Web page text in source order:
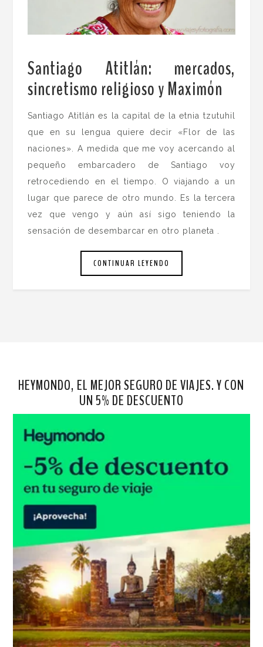
Santiago Atitlán: mercados,
sincretismo religioso y Maximón
Santiago Atitlán es la capital de la etnia tzutuhil
que en su lengua quiere decir «Flor de las
naciones». A medida que me voy acercando al
pequeño embarcadero de Santiago voy
retrocediendo en el tiempo. O viajando a un
lugar que parece de otro mundo. Es la tercera
vez que vengo y aún así sigo teniendo la
sensación de desembarcar en otro planeta .
CONTINUAR LEYENDO
HEYMONDO, EL MEJOR SEGURO DE VIAJES. Y CON
UN 5% DE DESCUENTO